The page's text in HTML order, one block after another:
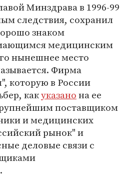
Минздрава в 1996-99
следствия, сохранил
знаком
медицинским
нынешнее место
Фирма
которую в России
какуказанона ее
поставщиком
и медицинских
рынок" и
деловые связи с